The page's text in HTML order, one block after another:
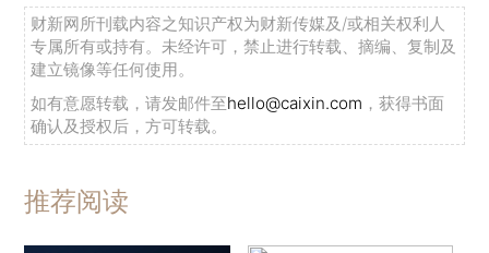
财新网所刊载内容之知识产权为财新传媒及/或相关权利人
专属所有或持有。未经许可，禁止进行转载、摘编、复制及
建立镜像等任何使用。
如有意愿转载，请发邮件至hello@caixin.com ，获得书面
确认及授权后，方可转载。
推荐阅读